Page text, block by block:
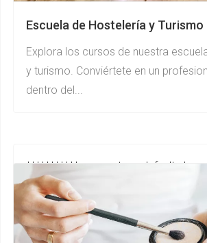
Escuela de Hostelería y Turismo
Explora los cursos de nuestra
y turismo. Conviértete en un
dentro del...
***********gurupcategs default.php